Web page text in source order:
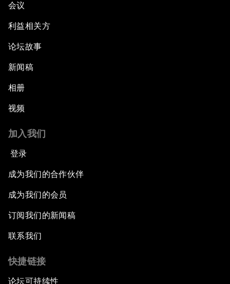
会议
利益相关方
论坛故事
新闻稿
相册
视频
加入我们
登录
成为我们的合作伙伴
成为我们的会员
订阅我们的新闻稿
联系我们
快捷链接
论坛可持续性